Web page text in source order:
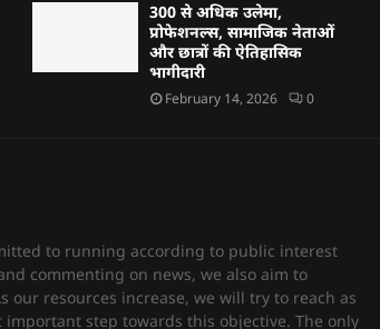
300 से अधिक उलेमा,
प्रोफेशनल्स, सामाजिक नेताओं
और छात्रों की ऐतिहासिक
भागीदारी
February 14, 2026 0
to running according to public interest
commenting on news, we also aim to
resources increase, we will try to reach as
step towards this objective. The only